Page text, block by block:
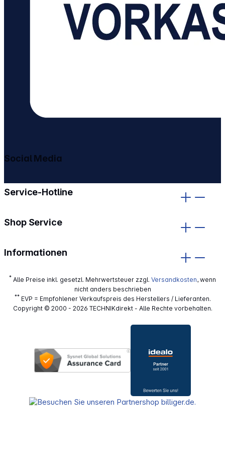
Service-Hotline
Shop Service
Informationen
Social Media
* Alle Preise inkl. gesetzl. Mehrwertsteuer zzgl. Versandkosten, wenn
nicht anders beschrieben
**EVP = Empfohlener Verkaufspreis des Herstellers / Lieferanten.
Copyright © 2000 - 2026 TECHNIKdirekt - Alle Rechte vorbehalten.